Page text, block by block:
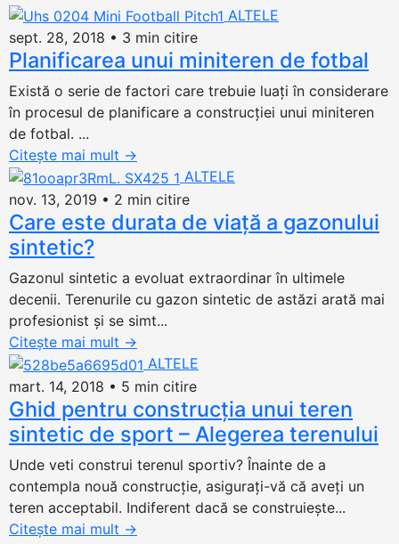
ALTELE
sept. 28, 2018 • 3 min citire
Planificarea unui miniteren de fotbal
Există o serie de factori care trebuie luați în considerare
în procesul de planificare a construcției unui miniteren
de fotbal. ...
Citește mai mult →
ALTELE
nov. 13, 2019 • 2 min citire
Care este durata de viață a gazonului
sintetic?
Gazonul sintetic a evoluat extraordinar în ultimele
decenii. Terenurile cu gazon sintetic de astăzi arată mai
profesionist și se simt...
Citește mai mult →
ALTELE
mart. 14, 2018 • 5 min citire
Ghid pentru construcția unui teren
sintetic de sport – Alegerea terenului
Unde veti construi terenul sportiv? Înainte de a
contempla nouă construcție, asigurați-vă că aveți un
teren acceptabil. Indiferent dacă se construiește...
Citește mai mult →